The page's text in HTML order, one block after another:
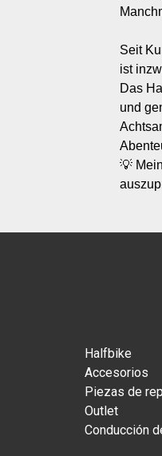
Seit
ist
Das
und
💡
Halfbikе
Accesorios
Piezas de
Outlet
Conducción